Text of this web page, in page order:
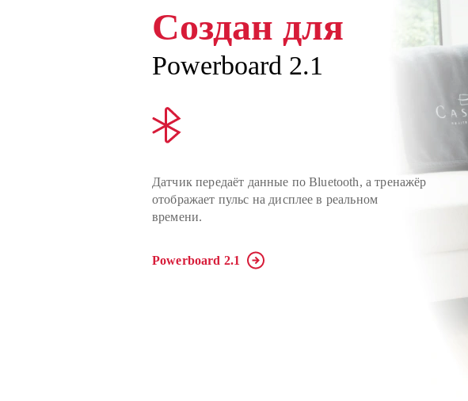
Создан для
Powerboard 2.1
Датчик передаёт данные по Bluetooth, а тренажёр
отображает пульс на дисплее в реальном
времени.
Powerboard 2.1